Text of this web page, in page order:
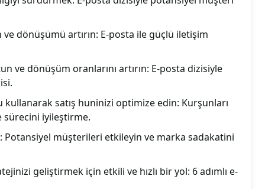
dönüşümü artırın: E-posta ile güçlü iletişim
ve dönüşüm oranlarını artırın: E-posta dizisiyle
satış huninizi optimize edin: Kurşunları
iyileştirme.
Potansiyel müşterileri etkileyin ve marka sadakatini
geliştirmek için etkili ve hızlı bir yol: 6 adımlı e-